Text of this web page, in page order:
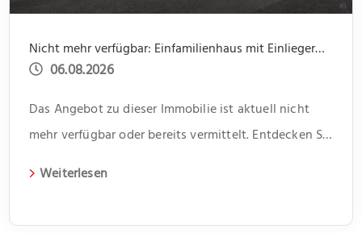
Nicht mehr verfügbar: Einfamilienhaus mit Einliegerwohnung, Garage, Garten -offene Besichtigung 31.07 um 14.00 bis 15.30
06.08.2026
Das Angebot zu dieser Immobilie ist aktuell nicht
mehr verfügbar oder bereits vermittelt. Entdecken Sie
Weiterlesen